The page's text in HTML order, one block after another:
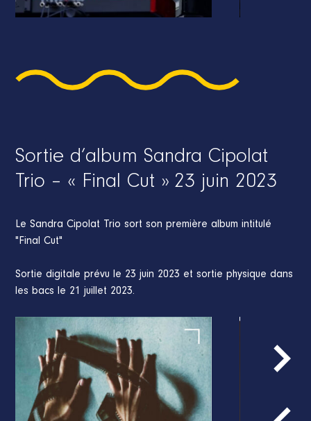
Sortie d’album Sandra Cipolat
Trio – « Final Cut » 23 juin 2023
Le Sandra Cipolat Trio sort son première album intitulé
"Final Cut"
Sortie digitale prévu le 23 juin 2023 et sortie physique dans
les bacs le 21 juillet 2023.